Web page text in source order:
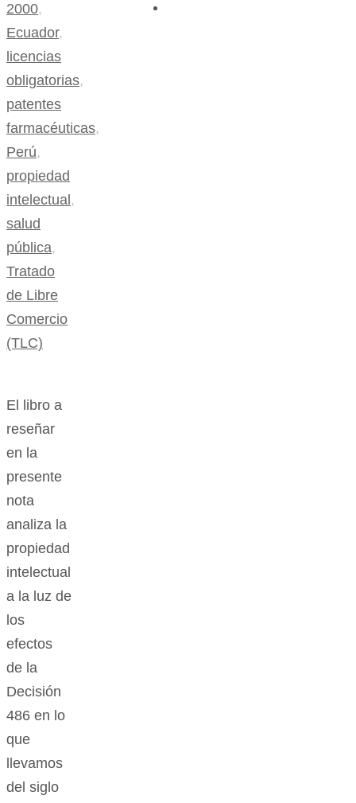
2000,
Ecuador,
licencias
obligatorias,
patentes
farmacéuticas,
Perú,
propiedad
intelectual ,
salud
pública,
Tratado
de Libre
Comercio
(TLC)
El libro a
reseñar
en la
presente
nota
analiza la
propiedad
intelectual
a la luz de
los
efectos
de la
Decisión
486 en lo
que
llevamos
del siglo